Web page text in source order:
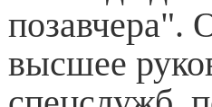
позавчера".
высшее